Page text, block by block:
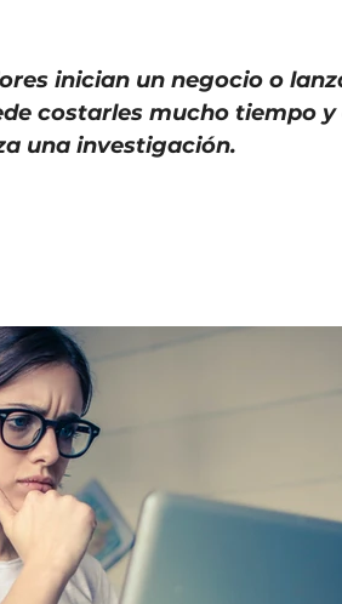
inician un negocio o
costarles mucho tiempo
una investigación.